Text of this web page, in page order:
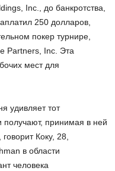
Inc., до банкротства,
250 долларов,
покер турнире,
Partners, Inc. Эта
мест для
удивляет тот
принимая в ней
Коку, 28,
в области
человека